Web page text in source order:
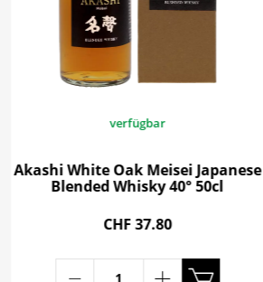
verfügbar
Akashi White Oak Meisei Japanese
Blended Whisky 40° 50cl
CHF 37.80